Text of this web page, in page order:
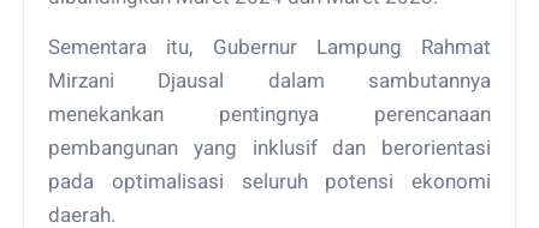
Sementara itu, Gubernur Lampung Rahmat
Mirzani Djausal dalam sambutannya
menekankan pentingnya perencanaan
pembangunan yang inklusif dan berorientasi
pada optimalisasi seluruh potensi ekonomi
daerah.